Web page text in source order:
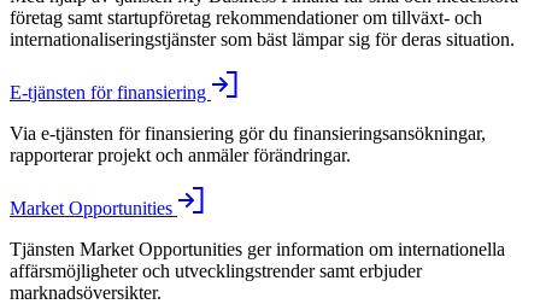
företag samt startupföretag rekommendationer om tillväxt- och
internationaliseringstjänster som bäst lämpar sig för deras situation.
E-tjänsten för finansiering
Via e-tjänsten för finansiering gör du finansieringsansökningar,
rapporterar projekt och anmäler förändringar.
Market Opportunities
Tjänsten Market Opportunities ger information om internationella
affärsmöjligheter och utvecklingstrender samt erbjuder
marknadsöversikter.